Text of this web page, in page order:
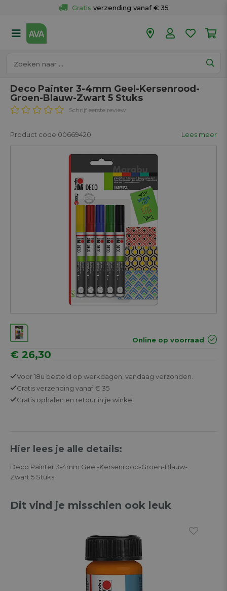
Gratis verzending vanaf € 35
50 winkels
Deco Painter 3-4mm Geel-Kersenrood-
Groen-Blauw-Zwart 5 Stuks
Schrijf eerste review
Product code 00669420 Lees meer
Online op voorraad
€ 26,30
Voor 18u besteld op werkdagen, vandaag verzonden.
Gratisverzending vanaf € 35
Gratis ophalen en retour in je winkel
Hier lees je alle details:
Deco Painter 3-4mm Geel-Kersenrood-Groen-Blauw-
Zwart 5 Stuks
Dit vind je misschien ook leuk